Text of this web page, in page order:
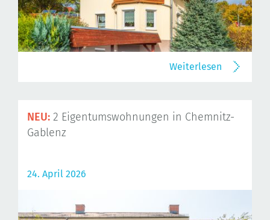
Weiterlesen
NEU: 2 Eigentumswohnungen in Chemnitz-
Gablenz
24. April 2026